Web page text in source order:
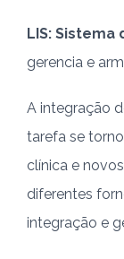
LIS:
gerencia e
A integração
tarefa se
clínica e
diferentes
integração e